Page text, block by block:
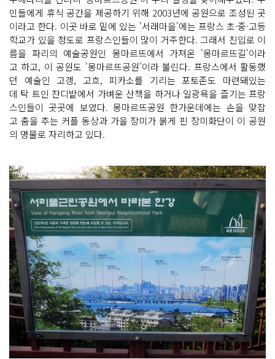
민들에게 휴식 공간을 제공하기 위해 2003년에 공원으로 조성된 곳
이라고 한다. 이곳 바로 밑에 있는 '서래마을'에는 프랑스 초·중·고등
학교가 있을 정도로 프랑스인들이 많이 거주한다. 그래서 진입로 이
름을 파리의 예술공원인 몽마르뜨에서 가져온 '몽마르뜨길'이라
고 하고, 이 공원도 '몽마르뜨공원'이라 불린다. 프랑스에서 활동했
던 예술인 고갱, 고흐, 피카소를 기리는 포토존도 마련돼있는
데 탁 트인 잔디밭에서 가벼운 산책을 하거나 일광욕을 즐기는 프랑
스인들이 곳곳에 보였다. 몽마르뜨공원 한가운데에는 손을 맞잡
고 춤을 추는 커플 동상과 가을 장미가 붉게 핀 장미화단이 이 공원
의 명물로 자리하고 있다.